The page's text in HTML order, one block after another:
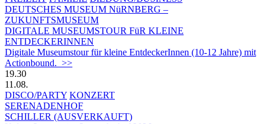
DEUTSCHES MUSEUM NüRNBERG –
ZUKUNFTSMUSEUM
DIGITALE MUSEUMSTOUR FüR KLEINE
ENTDECKERINNEN
Digitale Museumstour für kleine EntdeckerInnen (10-12 Jahre) mit
Actionbound. >>
19.30
11.08.
DISCO/PARTY KONZERT
SERENADENHOF
SCHILLER (AUSVERKAUFT)